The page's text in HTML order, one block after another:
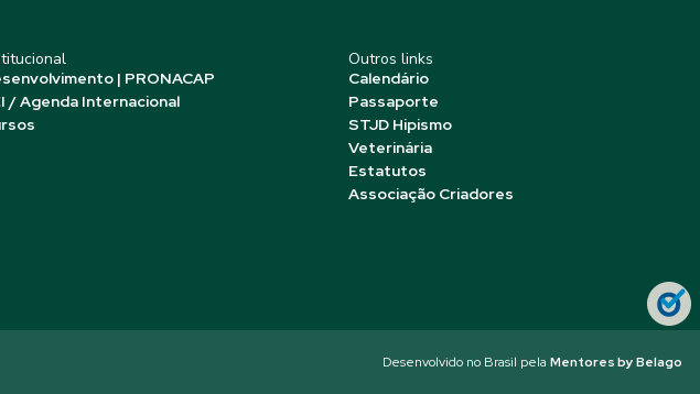
| PRONACAP
/ Agenda Internacional
Outros links
Calendário
Passaporte
STJD Hipismo
Veterinária
Estatutos
Associação Criadores
Desenvolvido no Brasil pela Mentores by Belago